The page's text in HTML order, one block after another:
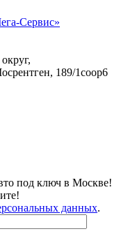
189/1соор6
под ключ в Москве!
данных.